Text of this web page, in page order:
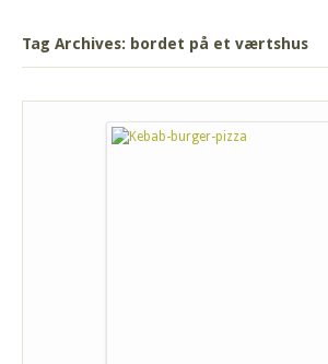
Tag Archives: bordet på et værtshus